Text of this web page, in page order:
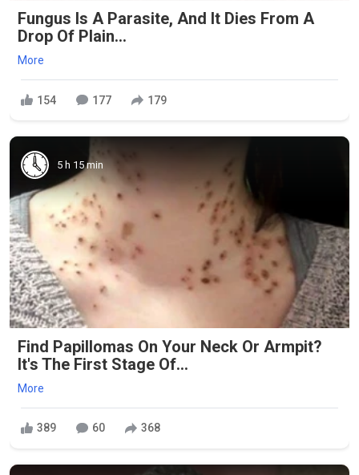
Fungus Is A Parasite, And It Dies From A
Drop Of Plain...
More
154 177 179
5 h 15 min
Find Papillomas On Your Neck Or Armpit?
It's The First Stage Of...
More
389 60 368